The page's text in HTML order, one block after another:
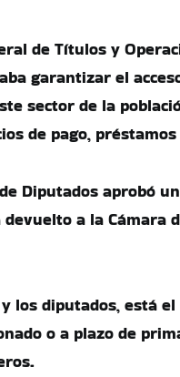
de Títulos y
garantizar el
sector de la
de pago,
Diputados aprobó
a la Cámara
los diputados, está
o a plazo de